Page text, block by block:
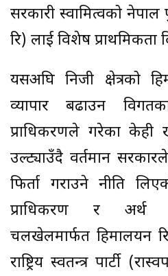
सरकारी स्वामित्वको नेपाल
रि) लाई विशेष प्राथमिकता
यसअघि निजी क्षेत्रको
व्यापार बढाउन
प्राधिकरणले गरेका केही
उल्ट्याउँदै वर्तमान
फिर्ता गराउने नीति
प्राधिकरण र अर्थ
चलखेलमार्फत हिमालयन
राष्ट्रिय स्वतन्त्र पार्टी